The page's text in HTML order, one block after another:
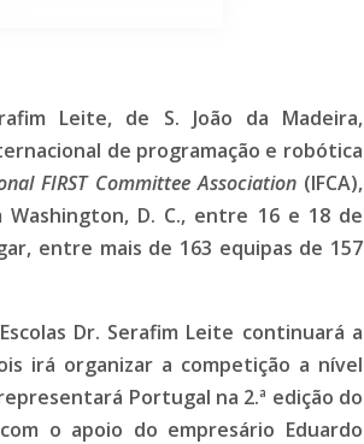
Leite, de S. João da Madeira,
de programação e robótica
FIRST Committee Association(IFCA),
D. C., entre 16 e 18 de
entre mais de 163 equipas de 157
Dr. Serafim Leite continuará a
irá organizar a competição a nível
Portugal na 2.ª edição do
o apoio do empresário Eduardo